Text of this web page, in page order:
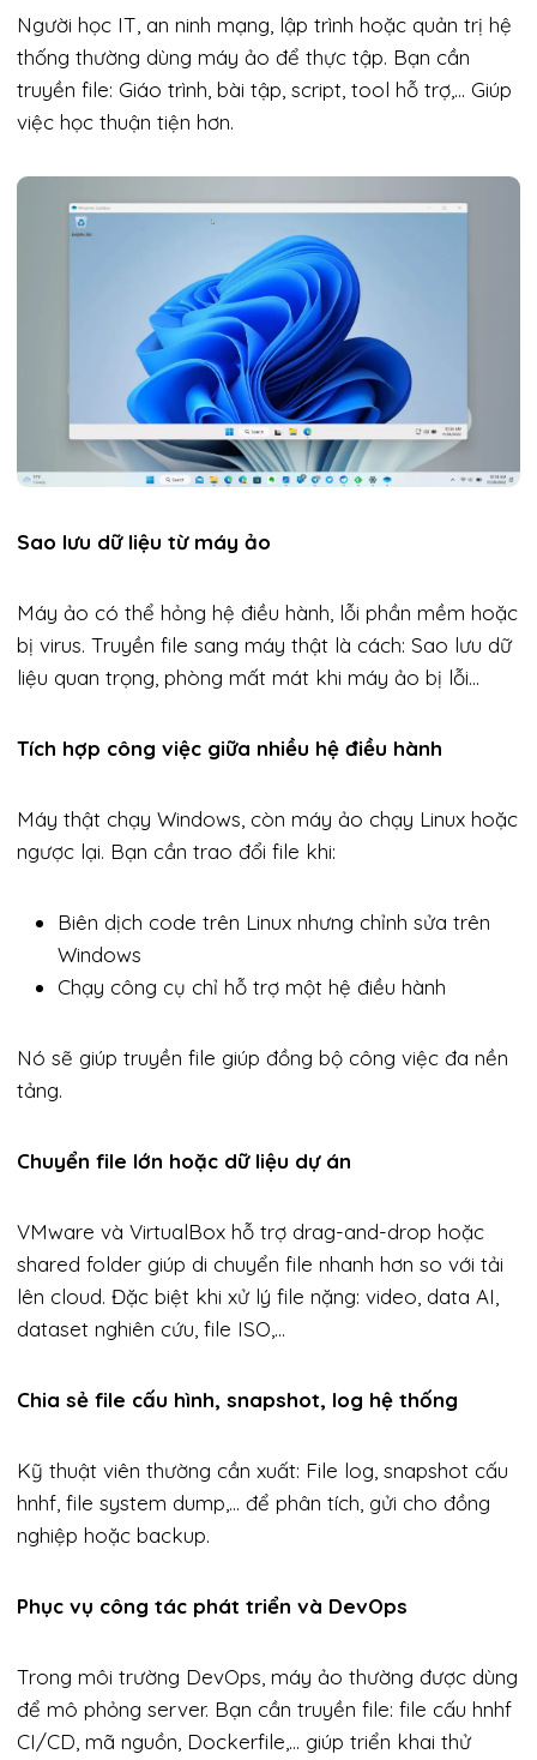
Người học IT, an ninh mạng, lập trình hoặc quản trị hệ
thống thường dùng máy ảo để thực tập. Bạn cần
truyền file: Giáo trình, bài tập, script, tool hỗ trợ,… Giúp
việc học thuận tiện hơn.
Sao lưu dữ liệu từ máy ảo
Máy ảo có thể hỏng hệ điều hành, lỗi phần mềm hoặc
bị virus. Truyền file sang máy thật là cách: Sao lưu dữ
liệu quan trọng, phòng mất mát khi máy ảo bị lỗi…
Tích hợp công việc giữa nhiều hệ điều hành
Máy thật chạy Windows, còn máy ảo chạy Linux hoặc
ngược lại. Bạn cần trao đổi file khi:
Biên dịch code trên Linux nhưng chỉnh sửa trên
Windows
Chạy công cụ chỉ hỗ trợ một hệ điều hành
Nó sẽ giúp truyền file giúp đồng bộ công việc đa nền
tảng.
Chuyển file lớn hoặc dữ liệu dự án
VMware và VirtualBox hỗ trợ drag-and-drop hoặc
shared folder giúp di chuyển file nhanh hơn so với tải
lên cloud. Đặc biệt khi xử lý file nặng: video, data AI,
dataset nghiên cứu, file ISO,…
Chia sẻ file cấu hình, snapshot, log hệ thống
Kỹ thuật viên thường cần xuất: File log, snapshot cấu
hnhf, file system dump,… để phân tích, gửi cho đồng
nghiệp hoặc backup.
Phục vụ công tác phát triển và DevOps
Trong môi trường DevOps, máy ảo thường được dùng
để mô phỏng server. Bạn cần truyền file: file cấu hnhf
CI/CD, mã nguồn, Dockerfile,… giúp triển khai thử